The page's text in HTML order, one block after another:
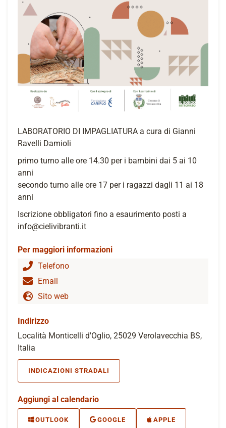
LABORATORIO DI IMPAGLIATURA a cura di Gianni
Ravelli Damioli
primo turno alle ore 14.30 per i bambini dai 5 ai 10
anni
secondo turno alle ore 17 per i ragazzi dagli 11 ai 18
anni
Iscrizione obbligatori fino a esaurimento posti a
info@cielivibranti.it
Per maggiori informazioni
Telefono
Email
Sito web
Indirizzo
Località Monticelli d'Oglio, 25029 Verolavecchia BS,
Italia
INDICAZIONI STRADALI
Aggiungi al calendario
OUTLOOK GOOGLE APPLE